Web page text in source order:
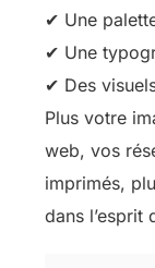
✔ Une
✔ Une
✔ Des
Plus votre
web, vos
imprimés,
dans l’esprit